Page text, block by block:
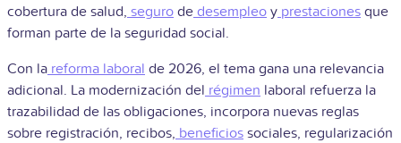
cobertura de salud, seguro de desempleo y prestaciones que
forman parte de la seguridad social.
Con la reforma laboral de 2026, el tema gana una relevancia
adicional. La modernización del régimen laboral refuerza la
trazabilidad de las obligaciones, incorpora nuevas reglas
sobre registración, recibos, beneficios sociales, regularización